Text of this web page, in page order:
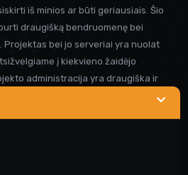
iš minios ar būti geriausiais. Šio
draugišką bendruomenę bei
Projektas bei jo serveriai yra nuolat
į kiekvieno žaidėjo
administracija yra draugiška ir
pagalbos. Iki susitikimo serveryje!